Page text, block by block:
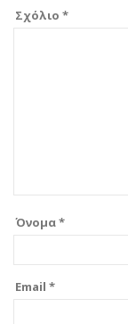
Σχόλιο *
Όνομα*
Email *